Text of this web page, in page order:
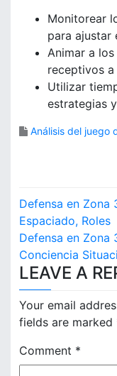
Monitorear
para ajustar
Animar a
receptivos
Utilizar
estrategias
Análisis del juego
P
o
s
t
n
a
v
Defensa en Zona
Espaciado, Roles
Defensa en Zona
Conciencia
LEAVE A
Your email
fields are marked
Comment *